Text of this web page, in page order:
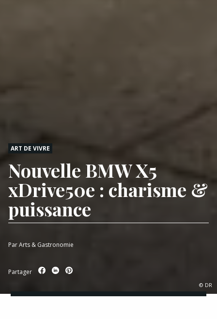
© DR
ART DE VIVRE
Nouvelle BMW X5
xDrive50e : charisme &
puissance
ParArts & Gastronomie
Partager